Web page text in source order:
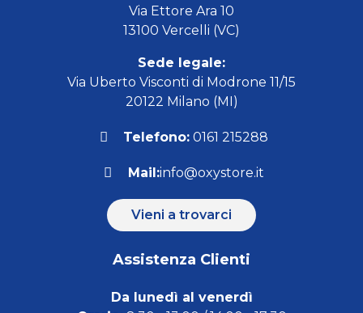
Via Ettore Ara 10
13100 Vercelli (VC)
Sede legale:
Via Uberto Visconti di Modrone 11/15
20122 Milano (MI)
Telefono: 0161 215288
Mail:info@oxystore.it
Vieni a trovarci
Assistenza Clienti
Da lunedì al venerdì